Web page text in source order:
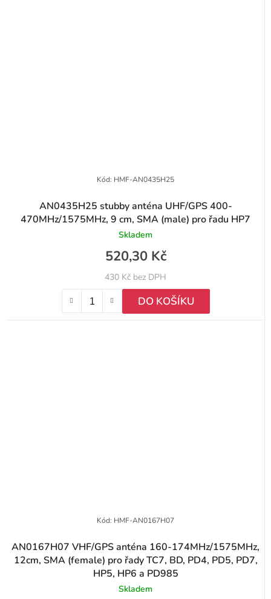
AN0435H25 stubby anténa UHF/GPS 400-
470MHz/1575MHz, 9 cm, SMA (male) pro řadu HP7
Skladem
430 Kč bez DPH
520,30 Kč
DO KOŠÍKU
Kód: HMF-AN0435H25
AN0167H07 VHF/GPS anténa 160-174MHz/1575MHz,
12cm, SMA (female) pro řady TC7, BD, PD4, PD5, PD7,
HP5, HP6 a PD985
Skladem
Kód: HMF-AN0167H07